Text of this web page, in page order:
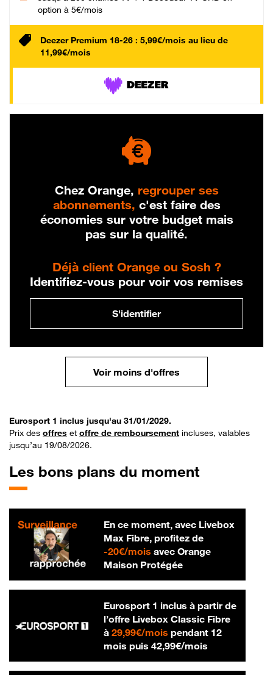
option à 5€/mois
Deezer Premium 18-26 : 5,99€/mois au lieu de
11,99€/mois
Chez Orange, regrouper ses
abonnements, c'est faire des
économies sur votre budget mais
pas sur la qualité.
Déjà client Orange ou Sosh ?
Identifiez-vous pour voir vos remises
S'identifier
Voir moins d'offres
Eurosport 1 inclus jusqu'au 31/01/2029.
Prix des offres et offre de remboursement incluses, valables
jusqu’au 19/08/2026.
Les bons plans du moment
En ce moment, avec Livebox
Max Fibre, profitez de
-20€/mois20 € par mois
avec Orange
Maison Protégée
Eurosport 1 inclus à partir de
l’offre Livebox Classic Fibre
à 29,99€/mois29,99 € par mois
pendant 12
mois puis 42,99€/mois42,99 € par